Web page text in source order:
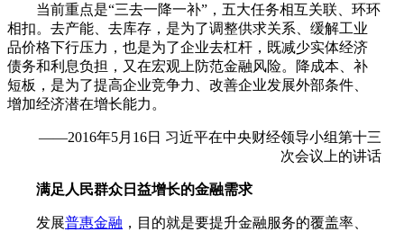
当前重点是“三去一降一补”，五大任务相互关联、环环
相扣。去产能、去库存，是为了调整供求关系、缓解工业
品价格下行压力，也是为了企业去杠杆，既减少实体经济
债务和利息负担，又在宏观上防范金融风险。降成本、补
短板，是为了提高企业竞争力、改善企业发展外部条件、
增加经济潜在增长能力。
——2016年5月16日 习近平在中央财经领导小组第十三
次会议上的讲话
满足人民群众日益增长的金融需求
发展普惠金融 ，目的就是要提升金融服务的覆盖率、